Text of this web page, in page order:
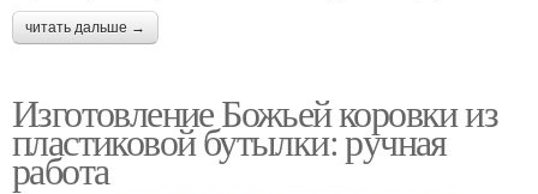
читать дальше →
Изготовление Божьей коровки из
пластиковой бутылки: ручная
работа